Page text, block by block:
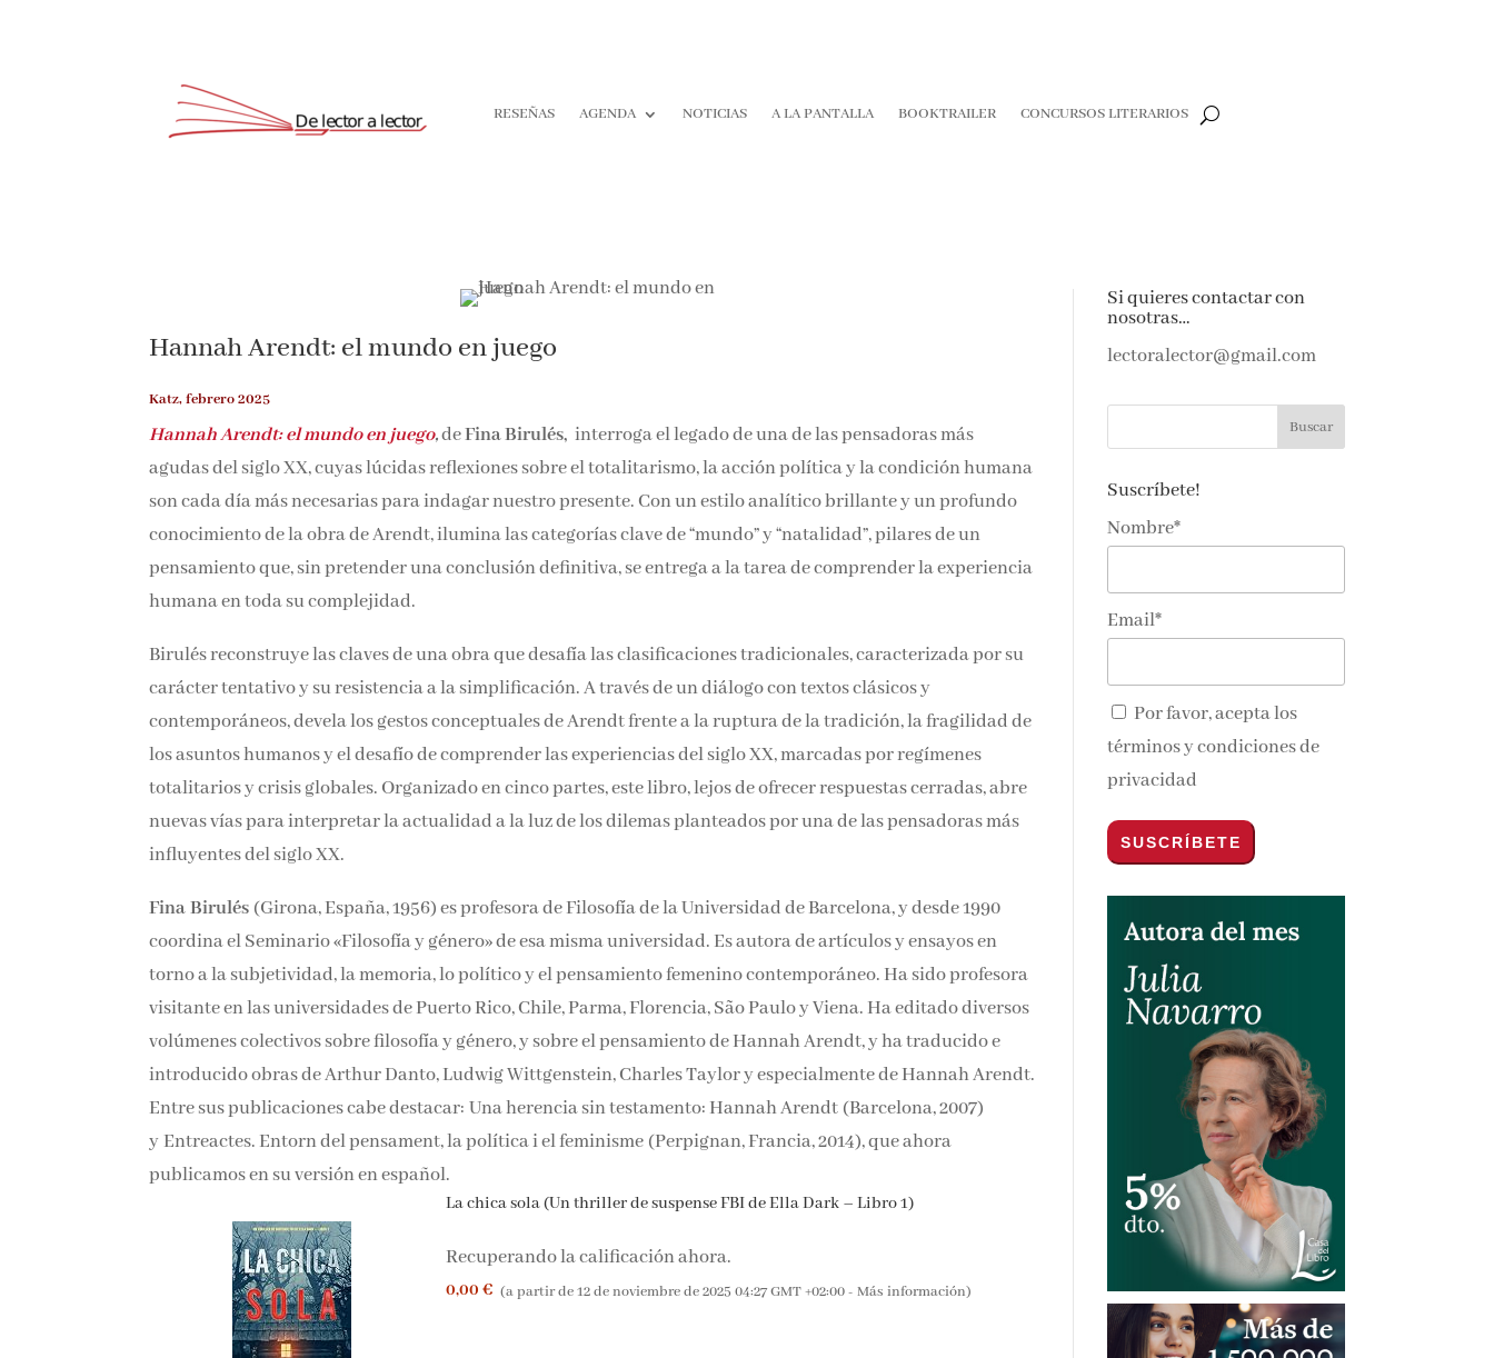
RESEÑAS AGENDA NOTICIAS A LA PANTALLA BOOKTRAILER CONCURSOS LITERARIOS
Hannah Arendt: el mundo en juego
Katz, febrero 2025
Hannah Arendt: el mundo en juego,deFina Birulés, interroga el legado de una de las pensadoras más
agudas del siglo XX, cuyas lúcidas reflexiones sobre el totalitarismo, la acción política y la condición
humana son cada día más necesarias para indagar nuestro presente. Con un estilo analítico brillante y un
profundo conocimiento de la obra de Arendt, ilumina las categorías clave de “mundo” y “natalidad”, pilares
de un pensamiento que, sin pretender una conclusión definitiva, se entrega a la tarea de comprender la
experiencia humana en toda su complejidad.
Birulés reconstruye las claves de una obra que desafía las clasificaciones tradicionales, caracterizada por su
carácter tentativo y su resistencia a la simplificación. A través de un diálogo con textos clásicos y
contemporáneos, devela los gestos conceptuales de Arendt frente a la ruptura de la tradición, la fragilidad
de los asuntos humanos y el desafío de comprender las experiencias del siglo XX, marcadas por regímenes
totalitarios y crisis globales. Organizado en cinco partes, este libro, lejos de ofrecer respuestas cerradas,
abre nuevas vías para interpretar la actualidad a la luz de los dilemas planteados por una de las pensadoras
más influyentes del siglo XX.
Fina Birulés(Girona, España, 1956) es profesora de Filosofía de la Universidad de Barcelona, y desde 1990
coordina el Seminario «Filosofía y género» de esa misma universidad. Es autora de artículos y ensayos en
torno a la subjetividad, la memoria, lo político y el pensamiento femenino contemporáneo. Ha sido
profesora visitante en las universidades de Puerto Rico, Chile, Parma, Florencia, São Paulo y Viena. Ha
editado diversos volúmenes colectivos sobre filosofía y género, y sobre el pensamiento de Hannah Arendt, y
ha traducido e introducido obras de Arthur Danto, Ludwig Wittgenstein, Charles Taylor y especialmente de
Hannah Arendt. Entre sus publicaciones cabe destacar: Una herencia sin testamento: Hannah
Arendt (Barcelona, 2007) y Entreactes. Entorn del pensament, la política i el feminisme (Perpignan, Francia,
2014), que ahora publicamos en su versión en español.
La chica sola (Un thriller de suspense FBI de Ella Dark – Libro 1)
Recuperando la calificación ahora.
0,00 € (a partir de 12 de noviembre de 2025 04:27 GMT +02:00 -Más información)
Si quieres contactar con
nosotras…
lectoralector@gmail.com
Suscríbete!
Nombre*
Email*
Por favor, acepta los
términos y condiciones de
privacidad
Nombre*